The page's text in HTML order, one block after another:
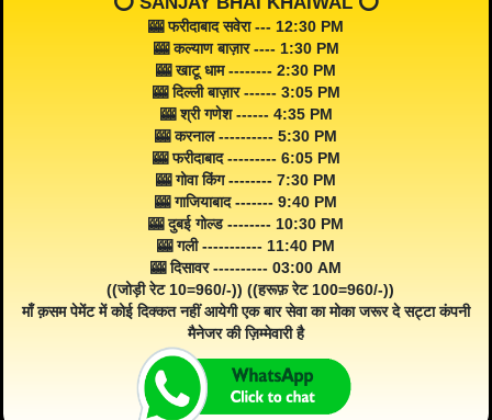
🎰 फरीदाबाद सवेरा --- 12:30 PM
🎰 कल्याण बाज़ार ---- 1:30 PM
🎰 खाटू धाम -------- 2:30 PM
🎰 दिल्ली बाज़ार ------ 3:05 PM
🎰 श्री गणेश ------ 4:35 PM
🎰 करनाल ---------- 5:30 PM
🎰 फरीदाबाद --------- 6:05 PM
🎰 गोवा किंग -------- 7:30 PM
🎰 गाजियाबाद ------- 9:40 PM
🎰 दुबई गोल्ड -------- 10:30 PM
🎰 गली ----------- 11:40 PM
🎰 दिसावर ---------- 03:00 AM
((जोड़ी रेट 10=960/-)) ((हरूफ़ रेट 100=960/-))
माँ क़सम पेमेंट में कोई दिक्कत नहीं आयेगी एक बार सेवा का मोका जरूर दे सट्टा कंपनी
मैनेजर की ज़िम्मेवारी है